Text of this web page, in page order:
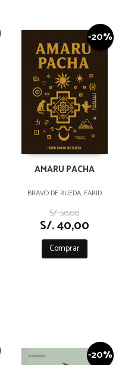
-20%
AMARU PACHA
BRAVO DE RUEDA, FARID
S/. 50,00
S/. 40,00
Comprar
-20%